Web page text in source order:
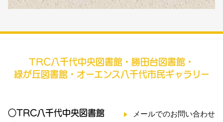
TRC八千代中央図書館・勝田台図書館・
緑が丘図書館・オーエンス八千代市民ギャラリー
○TRC八千代中央図書館
メールでのお問い合わせ